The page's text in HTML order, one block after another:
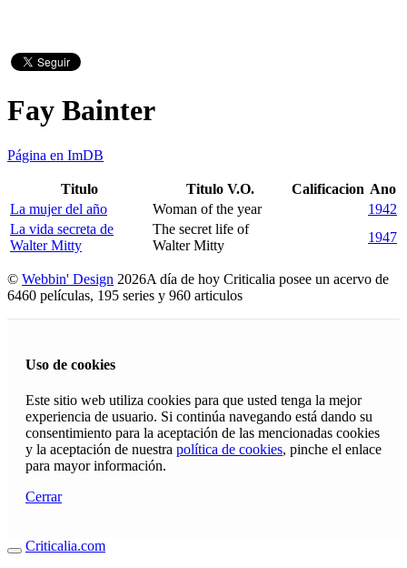
Fay Bainter
Página en ImDB
Titulo Titulo V.O. Calificacion Ano
La mujer del año
Woman of the year
1942
La vida secreta de
Walter Mitty
The secret life of
Walter Mitty
1947
© Webbin' Design 2026A día de hoy Criticalia posee un acervo de
6460 películas, 195 series y 960 articulos
Uso de cookies
Este sitio web utiliza cookies para que usted tenga la mejor
experiencia de usuario. Si continúa navegando está dando su
consentimiento para la aceptación de las mencionadas cookies
y la aceptación de nuestra política de cookies, pinche el enlace
para mayor información.
Cerrar
Criticalia.com